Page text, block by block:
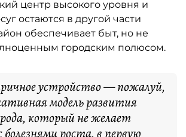
центр высокого уровня и
остаются в другой части
обеспечивает быт, но не
городским полюсом.
устройство — пожалуй,
модель развития
который не желает
роста, в первую